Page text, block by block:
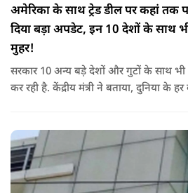
अमेरिका के साथ ट्रेड डील पर कहां तक
दिया बड़ा अपडेट, इन 10 देशों के साथ
मुहर!
सरकार 10 अन्य बड़े देशों और गुटों के साथ भी
कर रही है. केंद्रीय मंत्री ने बताया, दुनिया के